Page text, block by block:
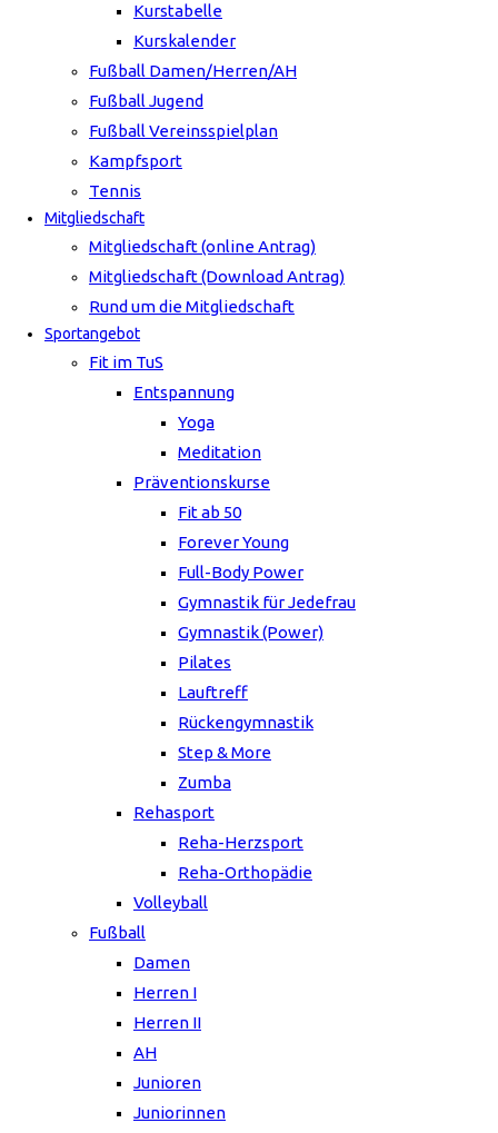
Kurstabelle
Kurskalender
Fußball Damen/Herren/AH
Fußball Jugend
Fußball Vereinsspielplan
Kampfsport
Tennis
Mitgliedschaft
Mitgliedschaft (online Antrag)
Mitgliedschaft (Download Antrag)
Rund um die Mitgliedschaft
Sportangebot
Fit im TuS
Entspannung
Yoga
Meditation
Präventionskurse
Fit ab 50
Forever Young
Full-Body Power
Gymnastik für Jedefrau
Gymnastik (Power)
Pilates
Lauftreff
Rückengymnastik
Step & More
Zumba
Rehasport
Reha-Herzsport
Reha-Orthopädie
Volleyball
Fußball
Damen
Herren I
Herren II
AH
Junioren
Juniorinnen